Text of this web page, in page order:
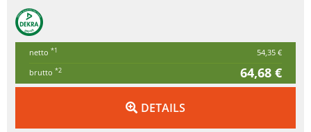
netto *1
54,35 €
brutto *2 64,68 €
DETAILS